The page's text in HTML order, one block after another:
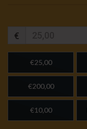
€
€25,00
€200,00
€10,00